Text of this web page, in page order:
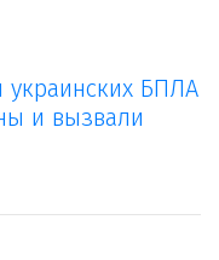
украинских БПЛА
и вызвали